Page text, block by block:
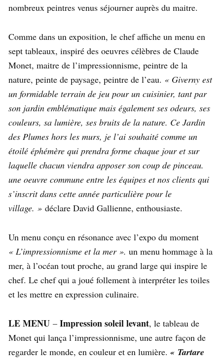
nombreux peintres venus séjourner auprès du maitre.
Comme dans un exposition, le chef affiche un menu en
sept tableaux, inspiré des oeuvres célèbres de Claude
Monet, maitre de l’impressionnisme, peintre de la
nature, peinte de paysage, peintre de l’eau. « Giverny est
un formidable terrain de jeu pour un cuisinier, tant par
son jardin emblématique mais également ses odeurs, ses
couleurs, sa lumière, ses bruits de la nature. Ce Jardin
des Plumes hors les murs, je l’ai souhaité comme un
étoilé éphémère qui prendra forme chaque jour et sur
laquelle chacun viendra apposer son coup de pinceau.
une oeuvre commune entre les équipes et nos clients qui
s’inscrit dans cette année particulière pour le
village. » déclare David Gallienne, enthousiaste.
Un menu conçu en résonance avec l’expo du moment
« L’impressionnisme et la mer ». un menu hommage à la
mer, à l’océan tout proche, au grand large qui inspire le
chef. Le chef qui a joué follement à interpréter les toiles
et les mettre en expression culinaire.
LE MENU – Impression soleil levant, le tableau de
Monet qui lança l’impressionnisme, une autre façon de
regarder le monde, en couleur et en lumière. « Tartare